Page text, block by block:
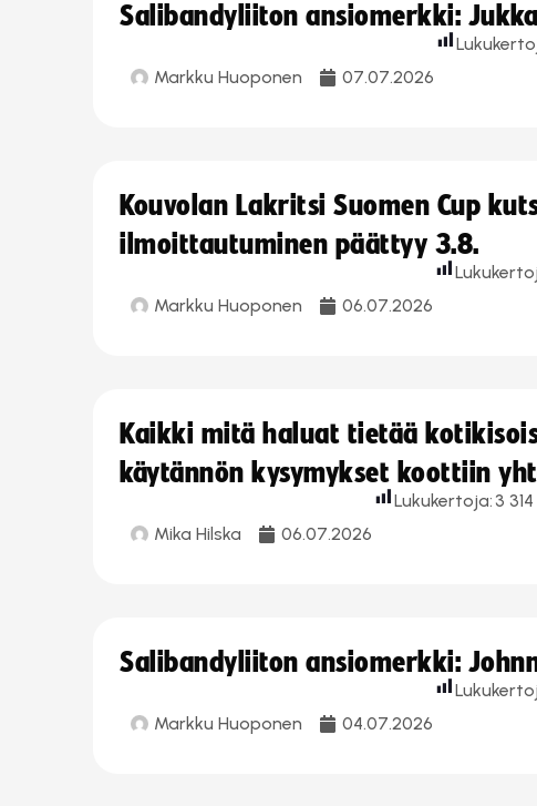
Salibandyliiton ansiomerkki:
Markku Huoponen 07.07.2026
Kouvolan Lakritsi Suomen Cup
ilmoittautuminen päättyy 3.8.
Markku Huoponen 06.07.2026
Kaikki mitä haluat tietää
käytännön kysymykset koottiin
Mika Hilska 06.07.2026
Lukukertoja: 3 314
Salibandyliiton ansiomerkki:
Markku Huoponen 04.07.2026